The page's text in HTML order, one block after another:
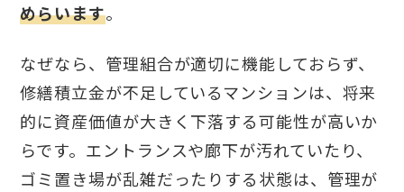
めらいます。
なぜなら、管理組合が適切に機能しておらず、
修繕積立金が不足しているマンションは、将来
的に資産価値が大きく下落する可能性が高いか
らです。エントランスや廊下が汚れていたり、
ゴミ置き場が乱雑だったりする状態は、管理が